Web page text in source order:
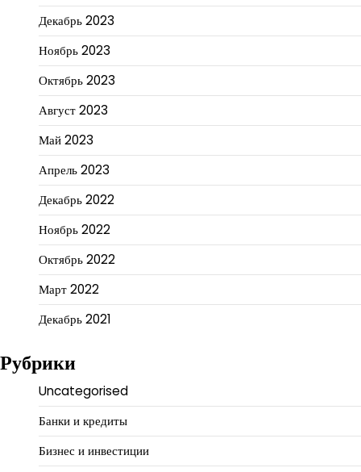
Декабрь 2023
Ноябрь 2023
Октябрь 2023
Август 2023
Май 2023
Апрель 2023
Декабрь 2022
Ноябрь 2022
Октябрь 2022
Март 2022
Декабрь 2021
Рубрики
Uncategorised
Банки и кредиты
Бизнес и инвестиции